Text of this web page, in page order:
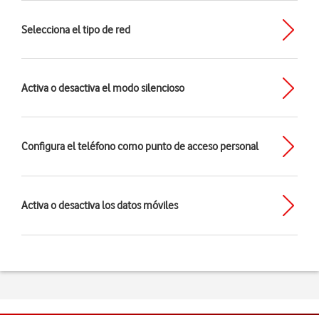
Selecciona el tipo de red
Activa o desactiva el modo silencioso
Configura el teléfono como punto de acceso personal
Activa o desactiva los datos móviles